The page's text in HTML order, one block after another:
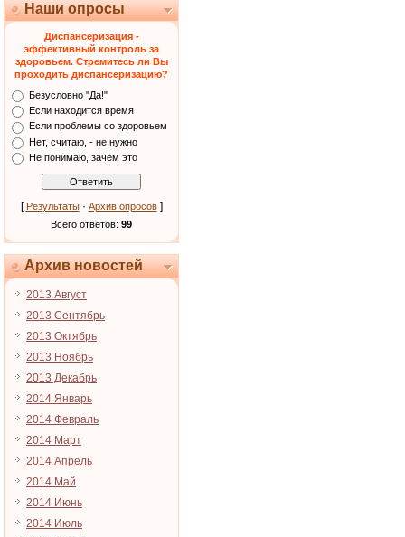
Наши опросы
Диспансеризация -
эффективный контроль за
здоровьем. Стремитесь ли Вы
проходить диспансеризацию?
Безусловно "Да!"
Если находится время
Если проблемы со здоровьем
Нет, считаю, - не нужно
Не понимаю, зачем это
[ Результаты· Архив опросов]
Всего ответов: 99
Архив новостей
2013 Август
2013 Сентябрь
2013 Октябрь
2013 Ноябрь
2013 Декабрь
2014 Январь
2014 Февраль
2014 Март
2014 Апрель
2014 Май
2014 Июнь
2014 Июль